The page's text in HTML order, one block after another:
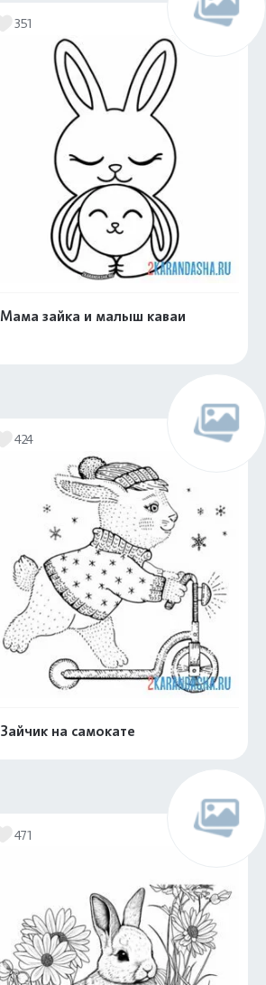
351
Мама зайка и малыш каваи
424
Зайчик на самокате
471